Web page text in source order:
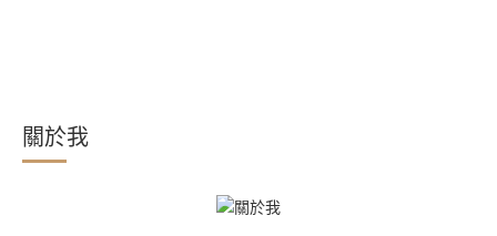
關於我